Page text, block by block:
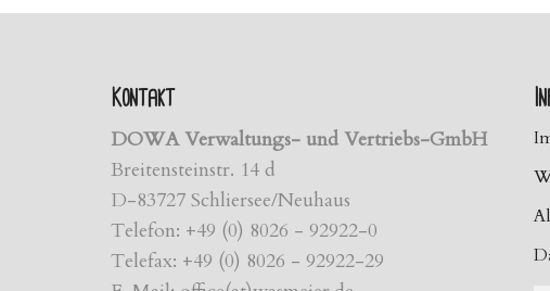
Kontakt
DOWA Verwaltungs- und Vertriebs-GmbH
Breitensteinstr. 14 d
D-83727 Schliersee/Neuhaus
Telefon: +49 (0) 8026 - 92922-0
Telefax: +49 (0) 8026 - 92922-29